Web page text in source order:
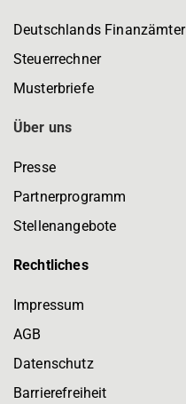
Deutschlands Finanzämter
Steuerrechner
Musterbriefe
Über uns
Presse
Partnerprogramm
Stellenangebote
Rechtliches
Impressum
AGB
Datenschutz
Barrierefreiheit